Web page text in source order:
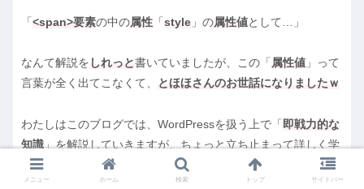
「 <span>要素の中の属性 「 style 」の属性値として…」
なんて解説を しれっと書いていましたが、この「 属性値 」って
言葉が全く出てこなくて、
とほほさんのお世話になりましたｗ
わたしはこのブログでは、WordPressを扱う上で「 即戦力的な
知識」を解説していきますが、ちょっと立ち止まって詳しく学
んでみたい場合など、
とほほさんのサイトが本当にためになる
ので、このブログでは
解説をすっ飛ばしたようなこと を知りた
メニュー ホーム 検索 トップ サイドバー